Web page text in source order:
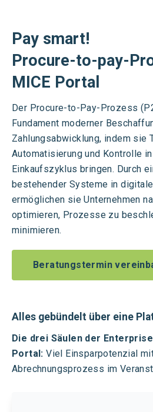
Pay smart!
Procure-to-pay-
MICE Portal
Der Procure-to-Pay-Prozess
Fundament moderner
Zahlungsabwicklung, indem sie
Automatisierung und Kontrolle
Einkaufszyklus bringen. Durch
bestehender Systeme in
ermöglichen sie Unternehmen
optimieren, Prozesse zu
minimieren.
Beratungstermin
Alles gebündelt über eine
Die drei Säulen der
Portal:Viel Einsparpotenzial
Abrechnungsprozess im